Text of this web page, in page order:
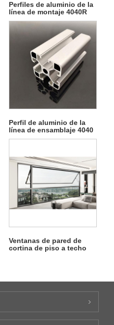
Perfiles de aluminio de la
línea de montaje 4040R
Perfil de aluminio de la
línea de ensamblaje 4040
Ventanas de pared de
cortina de piso a techo